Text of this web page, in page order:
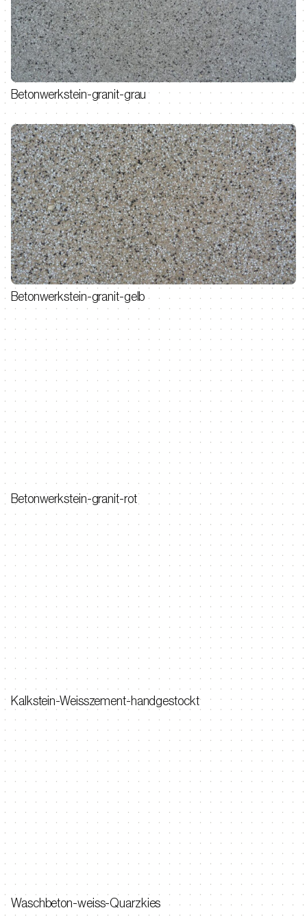
Betonwerkstein-granit-grau
Betonwerkstein-granit-gelb
Betonwerkstein-granit-rot
Kalkstein-Weisszement-handgestockt
Waschbeton-weiss-Quarzkies